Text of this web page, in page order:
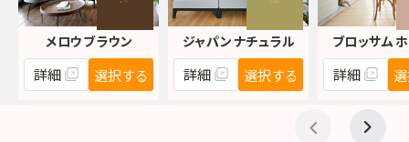
メロウ ブラウン
詳細 選択する
ジャパン ナチュラル
詳細 選択する
ブロッサム
詳細